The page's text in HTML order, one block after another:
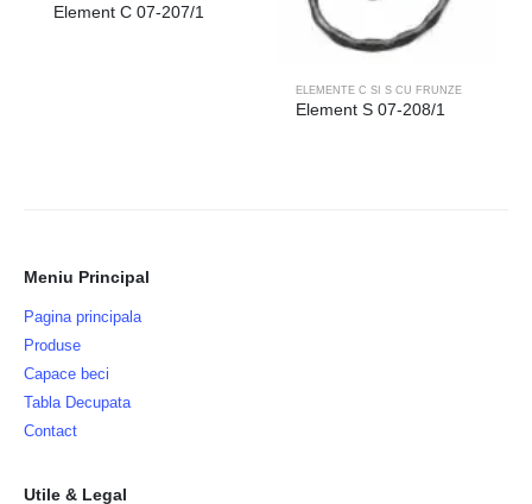
Element C 07-207/1
ELEMENTE C SI S CU FRUNZE
Element S 07-208/1
Meniu Principal
Pagina principala
Produse
Capace beci
Tabla Decupata
Contact
Utile & Legal